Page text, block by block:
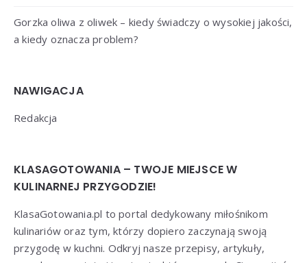
Gorzka oliwa z oliwek – kiedy świadczy o wysokiej jakości,
a kiedy oznacza problem?
NAWIGACJA
Redakcja
KLASAGOTOWANIA – TWOJE MIEJSCE W
KULINARNEJ PRZYGODZIE!
KlasaGotowania.pl to portal dedykowany miłośnikom
kulinariów oraz tym, którzy dopiero zaczynają swoją
przygodę w kuchni. Odkryj nasze przepisy, artykuły,